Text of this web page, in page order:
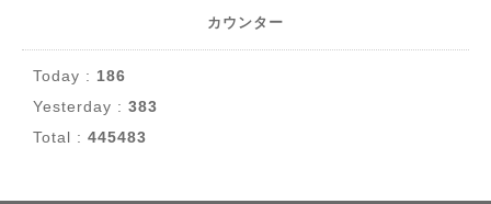
カウンター
Today : 186
Yesterday : 383
Total : 445483